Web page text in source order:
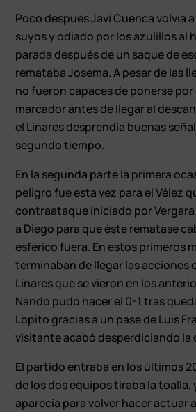
Poco después Javi Cuenca volvía
suyos y odiado por los azulillos al
parada después de un saque de
remataba Josema. A pesar de las
no fueron capaces de ponerse
marcador antes de llegar al
el Linares desprendía buenas
segundo tiempo.
En la segunda parte la primera
peligro fue esta vez para el Vélez
contraataque iniciado por
a Diego para que éste rematase
esférico fuera. En estos primeros
terminaban de llegar las acciones
Linares que se vieron en los
Nando pudo hacer el 0-1 tras
Lopito gracias a un pase de Luis
visitante acabó desperdiciando
El partido entraba en los últimos
de los dos equipos tiraba la toalla,
aparecía para volver hacer actuar